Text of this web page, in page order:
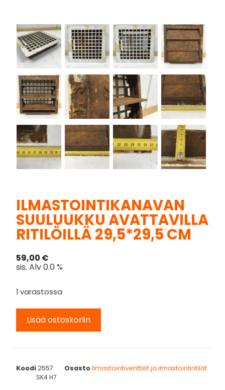
ILMASTOINTIKANAVAN
SUULUUKKU AVATTAVILLA
RITILÖILLÄ 29,5*29,5 CM
59,00 €
sis. Alv 0.0 %
1 varastossa
Lisää ostoskoriin
Koodi2557 OsastoIlmastointiventtiilit ja ilmastointiritilät
SK4 H7